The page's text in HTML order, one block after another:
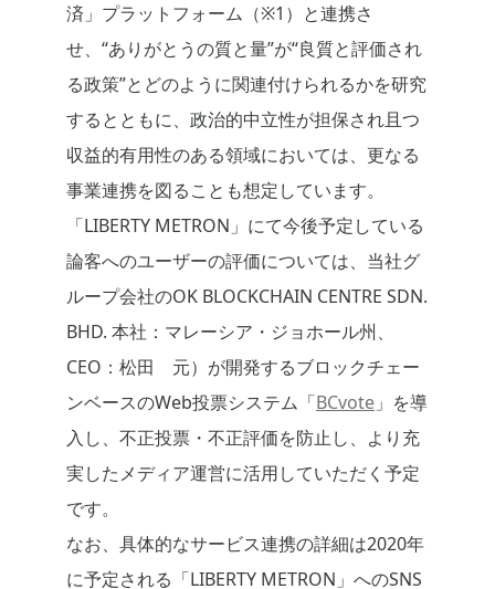
済」プラットフォーム（※1）と連携さ
せ、“ありがとうの質と量”が“良質と評価され
る政策”とどのように関連付けられるかを研究
するとともに、政治的中立性が担保され且つ
収益的有用性のある領域においては、更なる
事業連携を図ることも想定しています。
「LIBERTY METRON」にて今後予定している
論客へのユーザーの評価については、当社グ
ループ会社のOK BLOCKCHAIN CENTRE SDN.
BHD. 本社：マレーシア・ジョホール州、
CEO：松田 元）が開発するブロックチェー
ンベースのWeb投票システム「BCvote 」を導
入し、不正投票・不正評価を防止し、より充
実したメディア運営に活用していただく予定
です。
なお、具体的なサービス連携の詳細は2020年
に予定される「LIBERTY METRON」へのSNS